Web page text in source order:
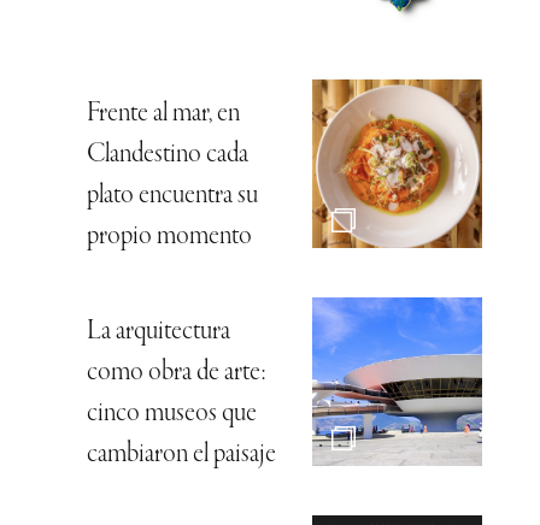
Frente al mar, en
Clandestino cada
plato encuentra su
propio momento
La arquitectura
como obra de arte:
cinco museos que
cambiaron el paisaje